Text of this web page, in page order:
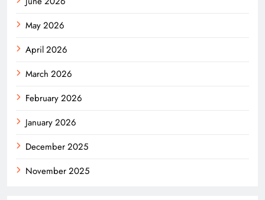
May 2026
April 2026
March 2026
February 2026
January 2026
December 2025
November 2025